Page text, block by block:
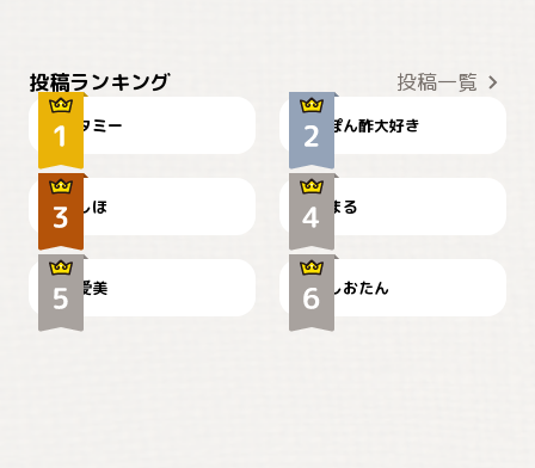
投稿ランキング 投稿一覧
タミー ぽん酢大好き
お弁当になりたいにゃ😽
しほ
🤦‍♀️
まる
かわいい毛玉つき
爱美
暑い日が続くにゃ
しおたん